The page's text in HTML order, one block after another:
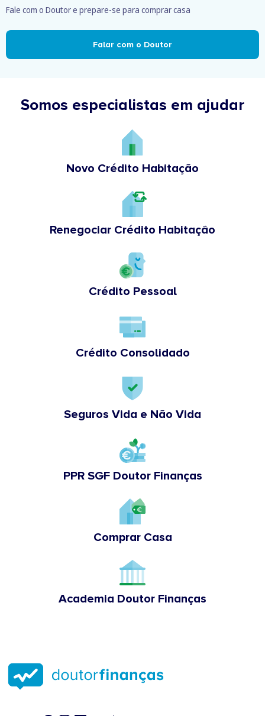
Fale com o Doutor e prepare-se para comprar casa
Falar com o Doutor
Somos especialistas em ajudar
Novo Crédito Habitação
Renegociar Crédito Habitação
Crédito Pessoal
Crédito Consolidado
Seguros Vida e Não Vida
PPR SGF Doutor Finanças
Comprar Casa
Academia Doutor Finanças